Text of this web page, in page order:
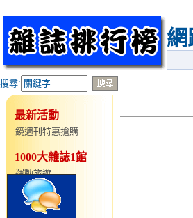
網
搜尋:
最新活動
鏡週刊特惠搶購
1000大雜誌1館
運動旅遊
仕女時尚
語言學習